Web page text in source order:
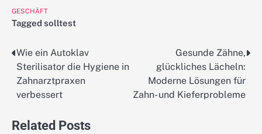
GESCHÄFT
Tagged solltest
Post
navigation
Wie ein Autoklav
Sterilisator die Hygiene in
Zahnarztpraxen
verbessert
Gesunde Zähne,
glückliches Lächeln:
Moderne Lösungen für
Zahn- und Kieferprobleme
Related Posts